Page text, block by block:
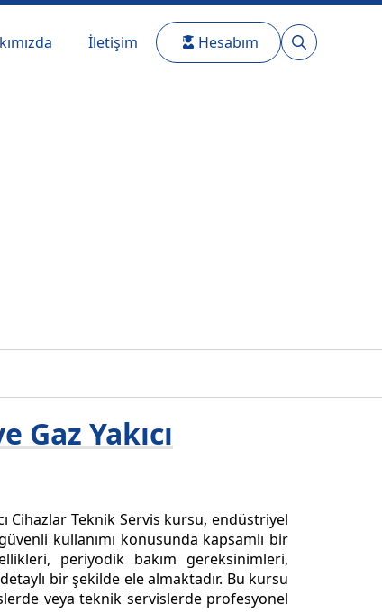
İletişim
Hesabım
Yakıcı
Cihazlar Teknik Servis kursu, endüstriyel
güvenli kullanımı konusunda kapsamlı bir
periyodik bakım gereksinimleri,
bir şekilde ele almaktadır. Bu kursu
veya teknik servislerde profesyonel